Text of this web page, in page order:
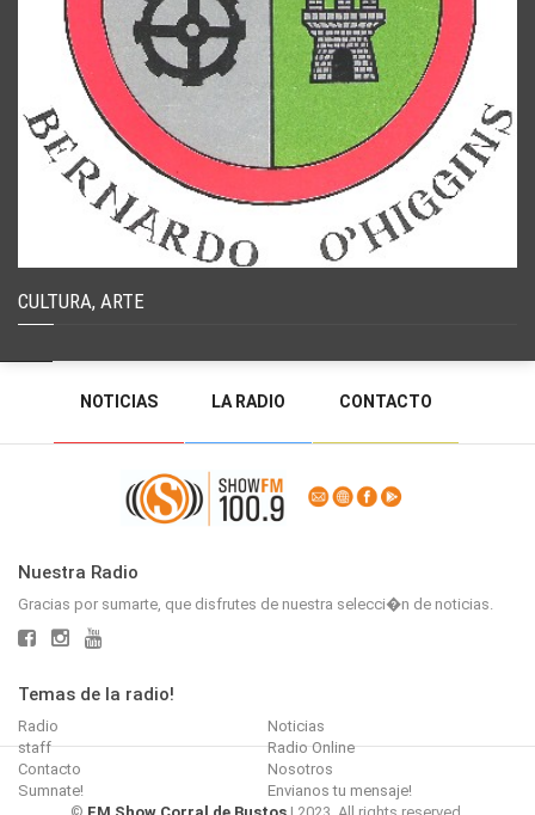
CULTURA, ARTE
NOTICIAS LA RADIO CONTACTO
PROGRAMACIÓN RADIO EN VIVO
DEJAR MENSAJE
Nuestra Radio
Gracias por sumarte, que disfrutes de nuestra selecci�n de noticias.
Temas de la radio!
Radio
Noticias
staff
Radio Online
Contacto
Nosotros
Sumnate!
Envianos tu mensaje!